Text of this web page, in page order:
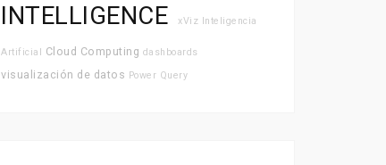
INTELLIGENCE
xViz Inteligencia
Artificial Cloud Computing dashboards
visualización de datos Power Query